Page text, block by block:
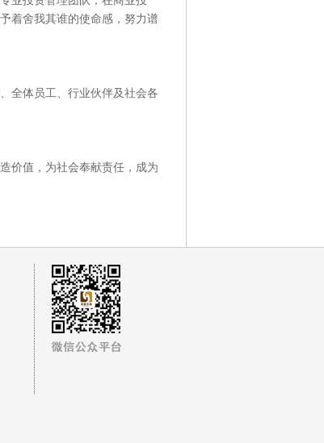
着舍我其谁的使命感，努力谱
全体员工、行业伙伴及社会各
价值，为社会奉献责任，成为